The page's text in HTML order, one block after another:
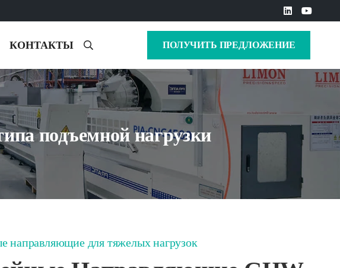
КОНТАКТЫ ПОЛУЧИТЬ ПРЕДЛОЖЕНИЕ
подъемной нагрузки
направляющие для тяжелых нагрузок